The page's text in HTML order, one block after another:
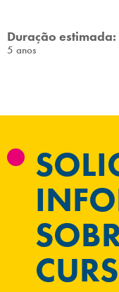
Duração estimada:
5 anos